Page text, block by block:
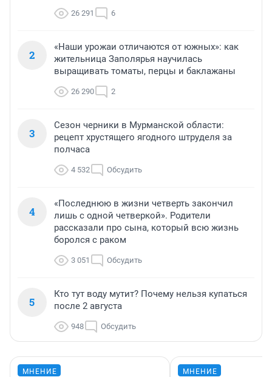
26 291 6
2
«Наши урожаи отличаются от южных»: как
жительница Заполярья научилась
выращивать томаты, перцы и баклажаны
26 290 2
3
Сезон черники в Мурманской области:
рецепт хрустящего ягодного штруделя за
полчаса
4 532 Обсудить
4
«Последнюю в жизни четверть закончил
лишь с одной четверкой». Родители
рассказали про сына, который всю жизнь
боролся с раком
3 051 Обсудить
5
Кто тут воду мутит? Почему нельзя купаться
после 2 августа
948 Обсудить
МНЕНИЕ МНЕНИЕ